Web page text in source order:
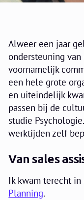
Alweer een jaar
ondersteuning
voornamelijk
een hele grote
en uiteindelijk
passen bij de
studie
werktijden zelf
Van sales
Ik kwam terecht
Planning.